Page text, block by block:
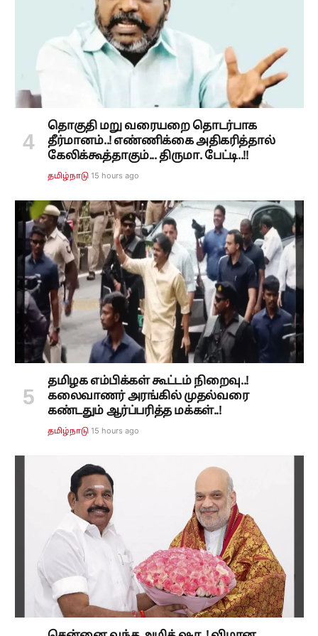
தொகுதி மறு வரையறை தொடர்பாக
தீர்மானம்..! எண்ணிக்கை அதிகரித்தால்
கேலிக்கூத்தாகும்... திருமா. பேட்டி..!!
தமிழ்நாடு 15 hours ago
தமிழக எம்பிக்கள் கூட்டம் நிறைவு..!
கலைவாணர் அரங்கில் முதல்வரை
கண்டதும் ஆர்ப்பரித்த மக்கள்..!
தமிழ்நாடு 15 hours ago